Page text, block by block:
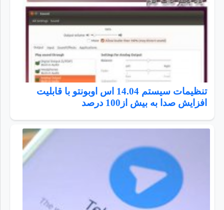
تنظیمات سیستم 14.04 اس اوبونتو با قابلیت
افزایش صدا به بیش از100 درصد